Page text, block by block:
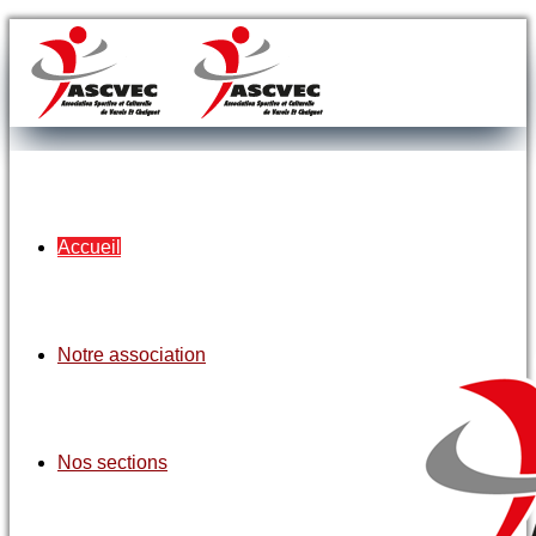
Accueil
Notre association
Nos sections